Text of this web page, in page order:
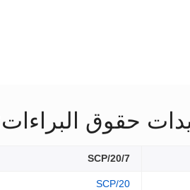
حقوق
SCP/20/7
SCP/20